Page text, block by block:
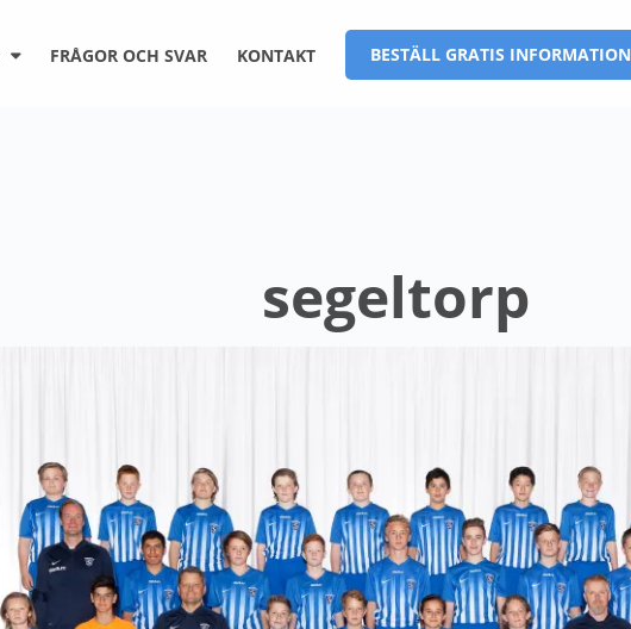
FRÅGOR OCH SVAR KONTAKT BESTÄLL GRATIS INFORMATION
segeltorp